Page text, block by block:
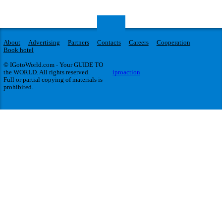
About Advertising Partners Contacts Careers
Cooperation
Book hotel
© IGotoWorld.com - Your GUIDE TO
the WORLD. All rights reserved.
Full or partial copying of materials is
prohibited.
iproaction